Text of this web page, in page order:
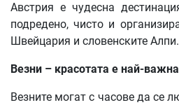
Австрия е чудесна
подредено, чисто и
Швейцария и словенските Алпи.
Везни – красотата е най-важна
Везните могат с часове да се